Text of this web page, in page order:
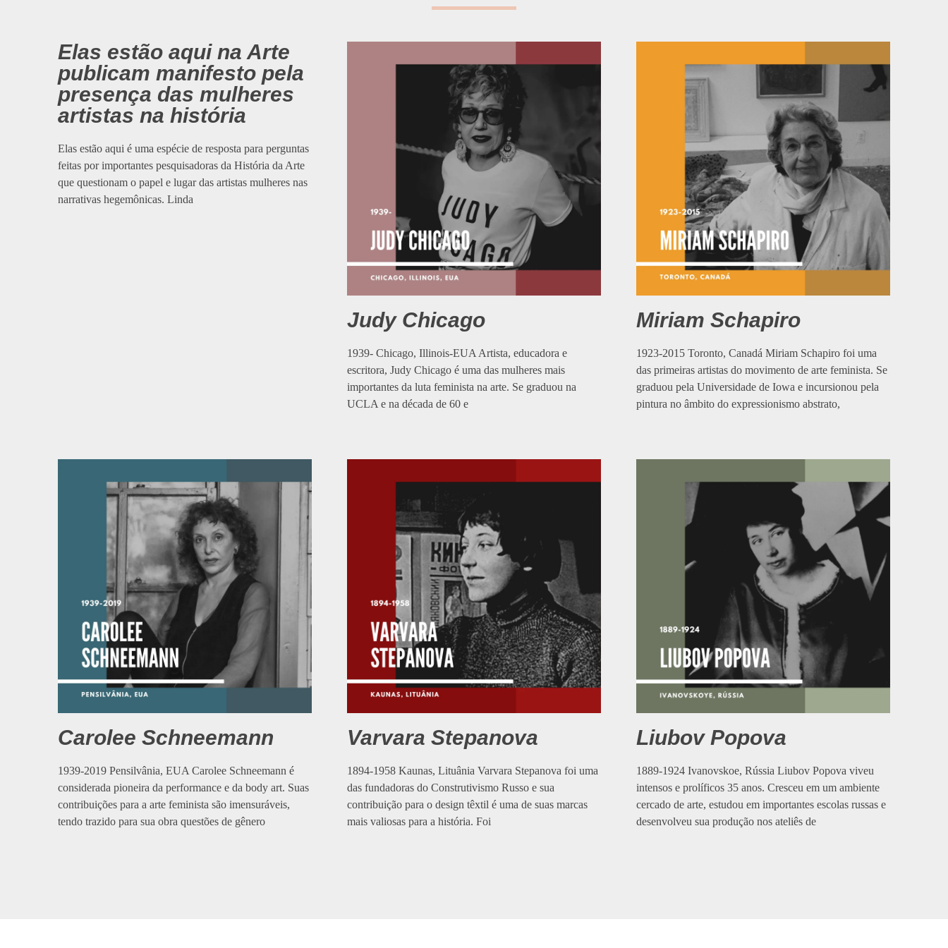
Elas estão aqui na Arte
publicam manifesto pela
presença das mulheres
artistas na história
Elas estão aqui é uma espécie de resposta para perguntas
feitas por importantes pesquisadoras da História da Arte
que questionam o papel e lugar das artistas mulheres nas
narrativas hegemônicas. Linda
Judy Chicago
1939- Chicago, Illinois-EUA Artista, educadora e
escritora, Judy Chicago é uma das mulheres mais
importantes da luta feminista na arte. Se graduou na
UCLA e na década de 60 e
Miriam Schapiro
1923-2015 Toronto, Canadá Miriam Schapiro foi uma
das primeiras artistas do movimento de arte feminista. Se
graduou pela Universidade de Iowa e incursionou pela
pintura no âmbito do expressionismo abstrato,
Carolee Schneemann
1939-2019 Pensilvânia, EUA Carolee Schneemann é
considerada pioneira da performance e da body art. Suas
contribuições para a arte feminista são imensuráveis,
tendo trazido para sua obra questões de gênero
Varvara Stepanova
1894-1958 Kaunas, Lituânia Varvara Stepanova foi uma
das fundadoras do Construtivismo Russo e sua
contribuição para o design têxtil é uma de suas marcas
mais valiosas para a história. Foi
Liubov Popova
1889-1924 Ivanovskoe, Rússia Liubov Popova viveu
intensos e prolíficos 35 anos. Cresceu em um ambiente
cercado de arte, estudou em importantes escolas russas e
desenvolveu sua produção nos ateliês de